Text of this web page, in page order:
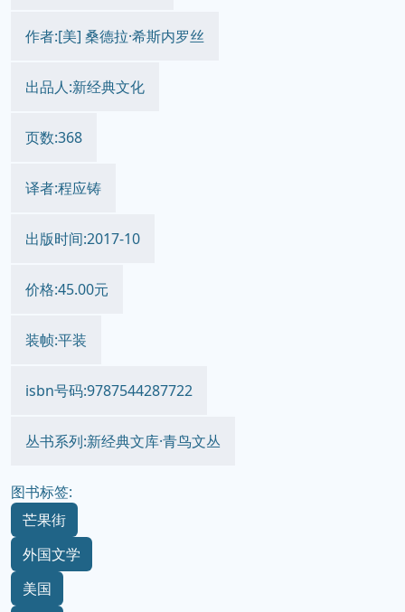
作者:[美] 桑德拉·希斯内罗丝
出品人:新经典文化
页数:368
译者:程应铸
出版时间:2017-10
价格:45.00元
装帧:平装
isbn号码:9787544287722
丛书系列:新经典文库·青鸟文丛
图书标签:
芒果街
外国文学
美国